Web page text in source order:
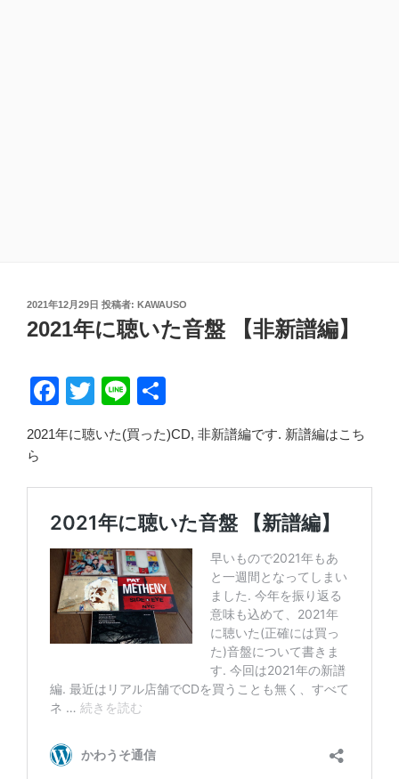
投
稿
日:
2021年12月29日 投稿者: KAWAUSO
2021年に聴いた音盤 【非新譜編】
F
a
c
o
o
k
T
tt
Li
n
e
2021年に聴いた(買った)CD, 非新譜編です. 新譜編はこち
ら